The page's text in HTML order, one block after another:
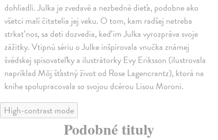
dohliadli. Julka je zvedavé a nezbedné dieťa, podobne ako
všetci malí čitatelia jej veku. O tom, kam radšej netreba
strkať nos, sa deti dozvedia, keď im Julka vyrozpráva svoje
zážitky. Vtipnú sériu o Julke inšpirovala vnučka známej
švédskej spisovateľky a ilustrátorky Evy Eriksson (ilustrovala
napríklad Môj šťastný život od Rose Lagencrantz), ktorá na
knihe spolupracovala so svojou dcérou Lisou Moroni.
High-contrast mode
Podobné tituly